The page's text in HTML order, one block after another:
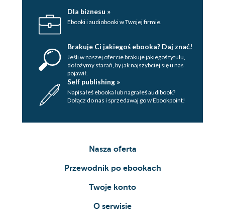
Dla biznesu »
Ebooki i audiobooki w Twojej firmie.
Brakuje Ci jakiegoś ebooka? Daj znać!
Jeśli w naszej ofercie brakuje jakiegoś tytulu,
dołożymy starań, by jak najszybciej się u nas
pojawił.
Self publishing »
Napisałeś ebooka lub nagrałeś audibook?
Dołącz do nas i sprzedawaj go w Ebookpoint!
Nasza oferta
Przewodnik po ebookach
Twoje konto
O serwisie